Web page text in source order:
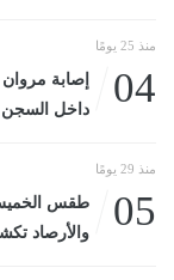
منذ 25 يومًا
04
إصابة
داخل السجن
منذ 29 يومًا
05
والأرصاد تكشف